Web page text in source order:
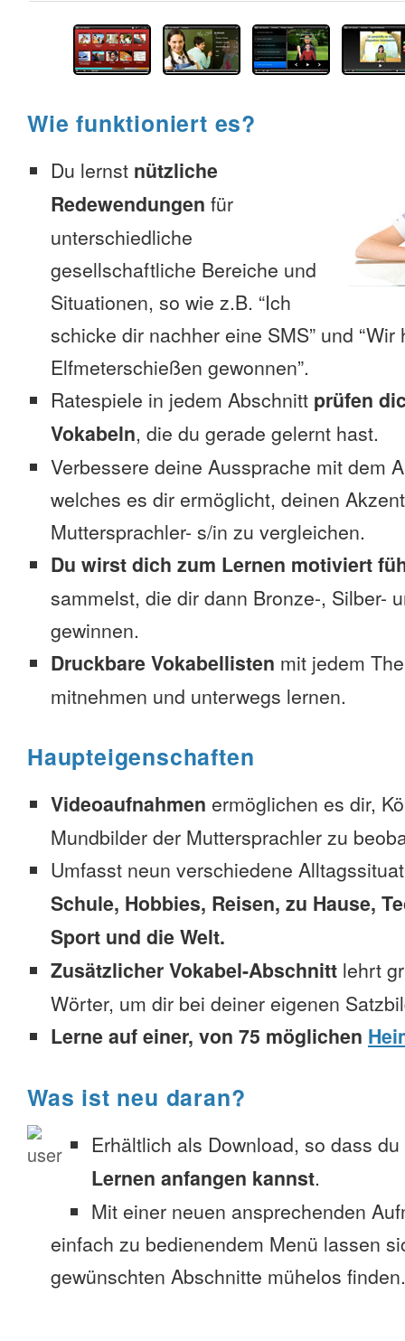
Wie funktioniert es?
Du lernst nützliche
Redewendungen für
unterschiedliche
gesellschaftliche Bereiche und
Situationen, so wie z.B. “Ich
schicke dir nachher eine SMS” und
Elfmeterschießen gewonnen”.
Ratespiele in jedem Abschnitt prüfen
Vokabeln, die du gerade gelernt hast.
Verbessere deine Aussprache mit dem
welches es dir ermöglicht, deinen
Muttersprachler- s/in zu vergleichen.
Du wirst dich zum Lernen motiviert
sammelst, die dir dann Bronze-, Silber-
gewinnen.
Druckbare Vokabellisten mit jedem
mitnehmen und unterwegs lernen.
Haupteigenschaften
Videoaufnahmen ermöglichen es dir,
Mundbilder der Muttersprachler zu
Umfasst neun verschiedene
Schule, Hobbies, Reisen, zu Hause,
Sport und die Welt.
Zusätzlicher Vokabel-Abschnitt lehrt
Wörter, um dir bei deiner eigenen
Lerne auf einer, von 75 möglichen
Was ist neu daran?
Erhältlich als Download, so dass du
Lernen anfangen kannst.
Mit einer neuen ansprechenden
einfach zu bedienendem Menü lassen
gewünschten Abschnitte mühelos finden.